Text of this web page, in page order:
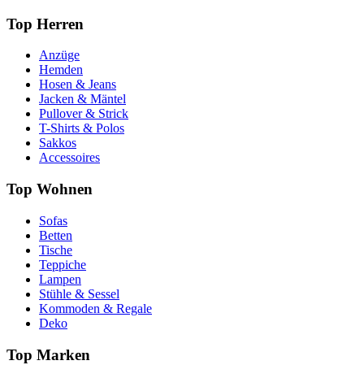
Top Herren
Anzüge
Hemden
Hosen & Jeans
Jacken & Mäntel
Pullover & Strick
T-Shirts & Polos
Sakkos
Accessoires
Top Wohnen
Sofas
Betten
Tische
Teppiche
Lampen
Stühle & Sessel
Kommoden & Regale
Deko
Top Marken